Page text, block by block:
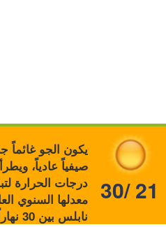
يكون الجو غائماً
صيفياً عادياً،
درجات الحرارة
معدلها السنوي
نابلس بين 30 نهاراً و21 ليلاً.
30/ 21